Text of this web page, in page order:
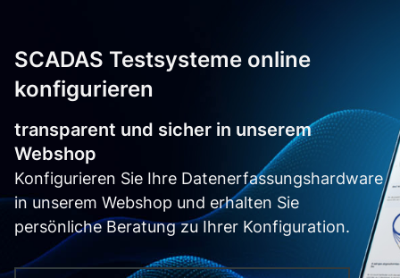
SCADAS Testsysteme online
konfigurieren
transparent und sicher in unserem
Webshop
Konfigurieren Sie Ihre Datenerfassungshardware
in unserem Webshop und erhalten Sie
persönliche Beratung zu Ihrer Konfiguration.